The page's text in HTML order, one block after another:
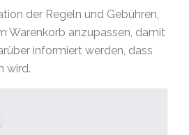
der Regeln und Gebühren,
Warenkorb anzupassen, damit
informiert werden, dass
wird.